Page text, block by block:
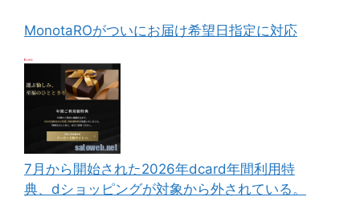
MonotaROがついにお届け希望日指定に対応
7月から開始された2026年dcard年間利用特
典、dショッピングが対象から外されている。